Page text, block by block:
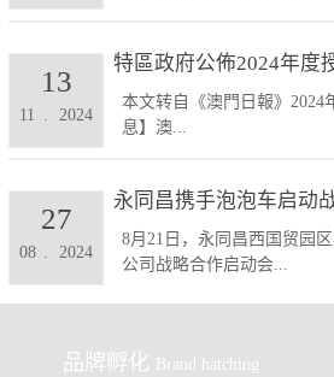
本文转自《澳門日報》2024
息】澳...
11 2024
13
永同昌携手泡泡车启动
8月21日，永同昌西国贸园
公司战略合作启动会...
08 . 2024
27
品牌孵化 Brand hatching